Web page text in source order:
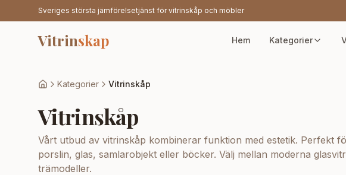
Sveriges största jämförelsetjänst för vitrinskåp och möbler
Vitrinskap Hem Kategorier
Kategorier Vitrinskåp
Vitrinskåp
Vårt utbud av vitrinskåp kombinerar funktion med estetik. Perfekt
porslin, glas, samlarobjekt eller böcker. Välj mellan moderna
trämodeller.